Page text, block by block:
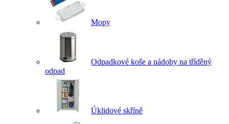
Mopy
Odpadkové koše a nádoby na tříděný
odpad
Úklidové skříně